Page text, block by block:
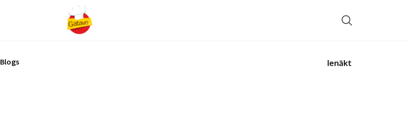
Blogs Ienākt